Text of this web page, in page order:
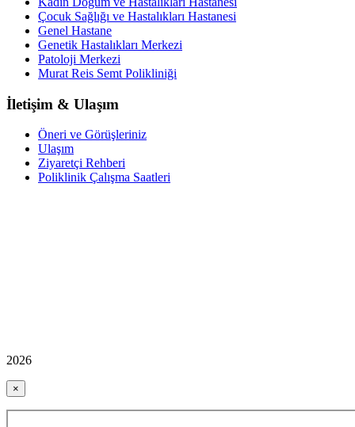
Çocuk Sağlığı ve Hastalıkları Hastanesi
Genel Hastane
Genetik Hastalıkları Merkezi
Patoloji Merkezi
Murat Reis Semt Polikliniği
İletişim & Ulaşım
Öneri ve Görüşleriniz
Ulaşım
Ziyaretçi Rehberi
Poliklinik Çalışma Saatleri
2026
×